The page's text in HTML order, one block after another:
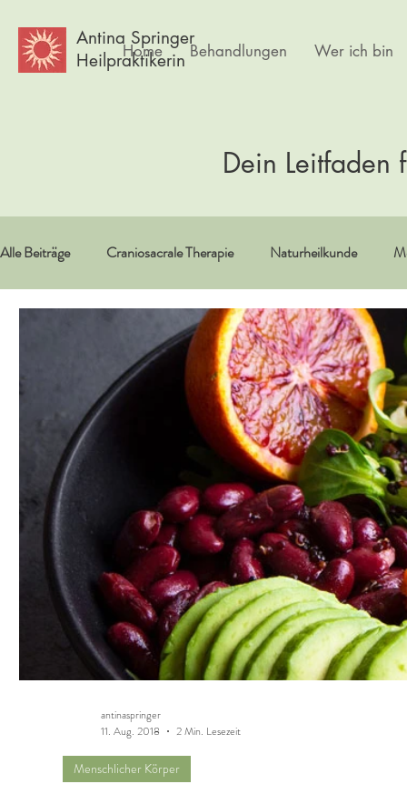
Antina Springer
Heilpraktikerin
Home Behandlungen Wer ich bin
Dein Leitfaden
Alle Beiträge Craniosacrale Therapie Naturheilkunde
Vitamine/Spurenelemente Spiritualität
Psychlogie Körpertherapie Kultur
Menschlicher Körper
antinaspringer
11. Aug. 2018
2 Min. Lesezeit